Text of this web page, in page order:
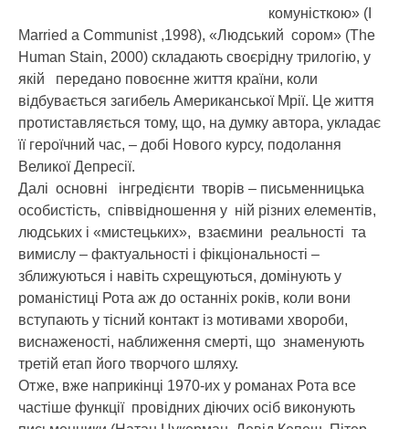
комуністкою» (I
Married a Communist ,1998), «Людський сором» (The
Human Stain, 2000) складають своєрідну трилогію, у
якій передано повоєнне життя країни, коли
відбувається загибель Американської Мрії. Це життя
протиставляється тому, що, на думку автора, укладає
її героїчний час, – добі Нового курсу, подолання
Великої Депресії.
Далі основні інгредієнти творів – письменницька
особистість, співвідношення у ній різних елементів,
людських і «мистецьких», взаємини реальності та
вимислу – фактуальності і фікціональності –
зближуються і навіть схрещуються, домінують у
романістиці Рота аж до останніх років, коли вони
вступають у тісний контакт із мотивами хвороби,
виснаженості, наближення смерті, що знаменують
третій етап його творчого шляху.
Отже, вже наприкінці 1970-их у романах Рота все
частіше функції провідних діючих осіб виконують